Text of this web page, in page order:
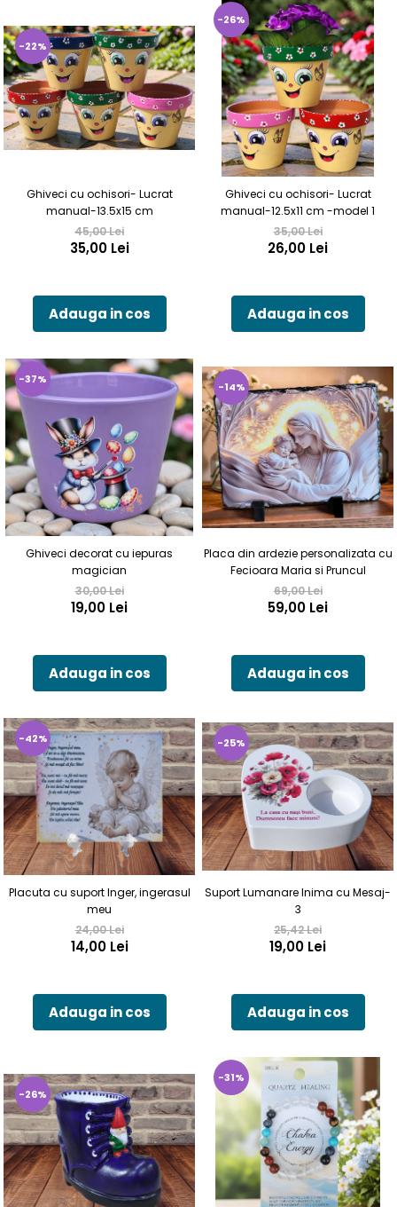
-22%
Ghiveci cu ochisori- Lucrat
manual-13.5x15 cm
45,00 Lei
35,00 Lei
Adauga in cos
-26%
Ghiveci cu ochisori- Lucrat
manual-12.5x11 cm -model 1
35,00 Lei
26,00 Lei
Adauga in cos
-37%
Ghiveci decorat cu iepuras
magician
30,00 Lei
19,00 Lei
Adauga in cos
-14%
Placa din ardezie personalizata cu
Fecioara Maria si Pruncul
69,00 Lei
59,00 Lei
Adauga in cos
-42%
Placuta cu suport Inger, ingerasul
meu
24,00 Lei
14,00 Lei
Adauga in cos
-25%
Suport Lumanare Inima cu Mesaj-
3
25,42 Lei
19,00 Lei
Adauga in cos
-26%
-31%